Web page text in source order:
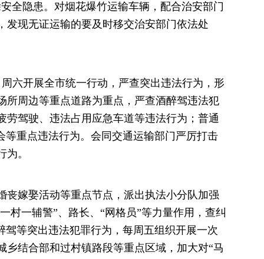
全隐患。对烟花爆竹运输车辆，配合治安部门
发现无证运输的要及时移交治安部门依法处
六开展全市统一行动，严查突出违法行为，形
所周边等重点道路为重点，严查酒醉驾违法犯
劳驾驶、违法占用应急车道等违法行为；普通
等重点违法行为。会同交通运输部门严厉打击
。
丧嫁娶活动等重点节点，派出执法小分队加强
村一辅警”、路长、“网格员”等力量作用，查纠
驾等突出违法犯罪行为，每周五组织开展一次
乡结合部和过村镇路段等重点区域，加大对“马